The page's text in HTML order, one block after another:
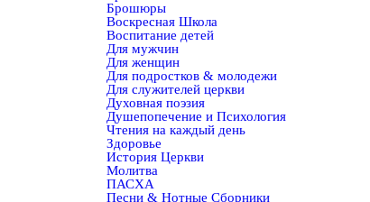
Брошюры
Воскресная Школа
Воспитание детей
Для мужчин
Для женщин
Для подростков & молодежи
Для служителей церкви
Духовная поэзия
Душепопечение и Психология
Чтения на каждый день
Здоровье
История Церкви
Молитва
ПАСХА
Песни & Нотные Сборники